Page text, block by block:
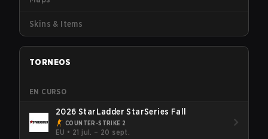
Skins & Items
TORNEOS
EN CURSO
2026 StarLadder StarSeries Fall
COUNTER-STRIKE 2
EU • 21 jul. – 20 sept.